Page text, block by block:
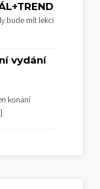
bude mít lekci
vydání
konání